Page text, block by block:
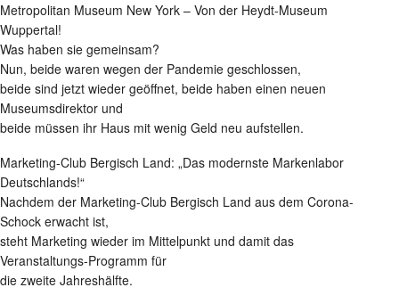
Metropolitan Museum New York – Von der Heydt-Museum
Wuppertal!
Was haben sie gemeinsam?
Nun, beide waren wegen der Pandemie geschlossen,
beide sind jetzt wieder geöffnet, beide haben einen neuen
Museumsdirektor und
beide müssen ihr Haus mit wenig Geld neu aufstellen.
Marketing-Club Bergisch Land: „Das modernste Markenlabor
Deutschlands!“
Nachdem der Marketing-Club Bergisch Land aus dem Corona-
Schock erwacht ist,
steht Marketing wieder im Mittelpunkt und damit das
Veranstaltungs-Programm für
die zweite Jahreshälfte.